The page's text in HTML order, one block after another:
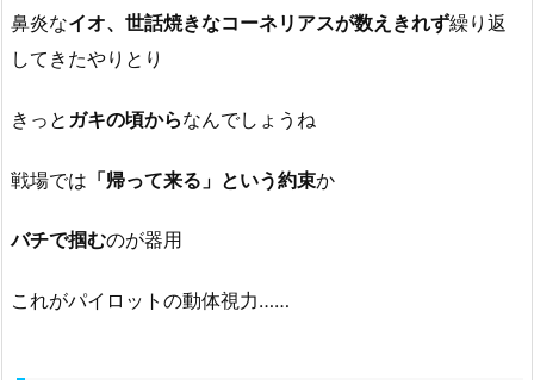
鼻炎なイオ、世話焼きなコーネリアスが数えきれず繰り返
してきたやりとり
きっと ガキの頃からなんでしょうね
戦場では 「帰って来る」という約束か
バチで掴むのが器用
これがパイロットの動体視力……